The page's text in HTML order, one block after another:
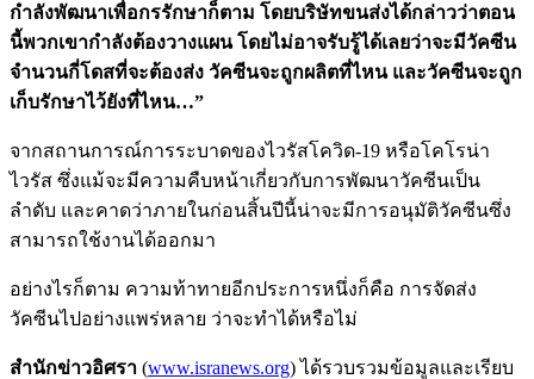
กำลังพัฒนาเพื่อกรรักษาก็ตาม โดยบริษัทขนส่งได้กล่าวว่าตอน
นี้พวกเขากำลังต้องวางแผน โดยไม่อาจรับรู้ได้เลยว่าจะมีวัคซีน
จำนวนกี่โดสที่จะต้องส่ง วัคซีนจะถูกผลิตที่ไหน และวัคซีนจะถูก
เก็บรักษาไว้ยังที่ไหน…”
จากสถานการณ์การระบาดของไวรัสโควิด-19 หรือโคโรน่า
ไวรัส ซึ่งแม้จะมีความคืบหน้าเกี่ยวกับการพัฒนาวัคซีนเป็น
ลำดับ และคาดว่าภายในก่อนสิ้นปีนี้น่าจะมีการอนุมัติวัคซีนซึ่ง
สามารถใช้งานได้ออกมา
อย่างไรก็ตาม ความท้าทายอีกประการหนึ่งก็คือ การจัดส่ง
วัคซีนไปอย่างแพร่หลาย ว่าจะทำได้หรือไม่
สำนักข่าวอิศรา (www.isranews.org) ได้รวบรวมข้อมูลและเรียบ